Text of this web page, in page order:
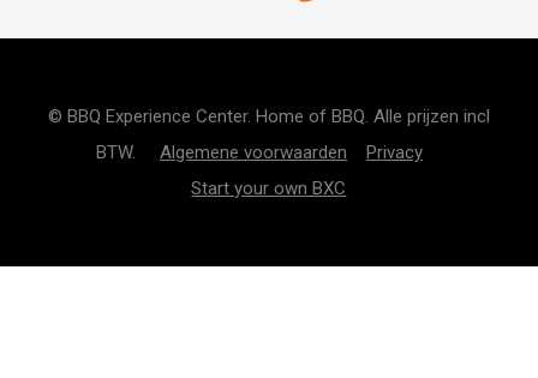
© BBQ Experience Center. Home of BBQ. Alle prijzen incl
BTW. Algemene voorwaarden
Privacy
Start your own BXC